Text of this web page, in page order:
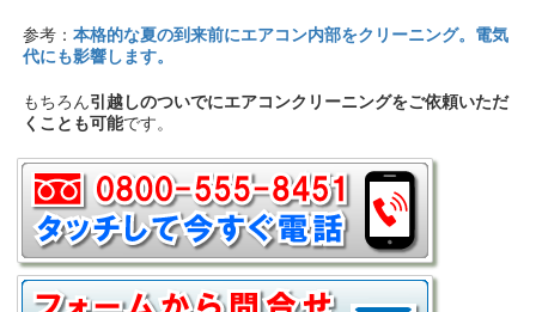
参考：本格的な夏の到来前にエアコン内部をクリーニング。電気
代にも影響します。
もちろん引越しのついでにエアコンクリーニングをご依頼いただ
くことも可能です。